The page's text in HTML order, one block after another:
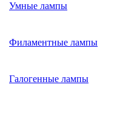
Умные лампы
Филаментные лампы
Галогенные лампы